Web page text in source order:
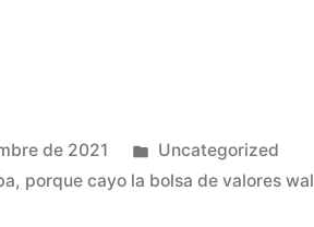
de 2021
Publicado
en
Uncategorized
, porque cayo la bolsa de valores